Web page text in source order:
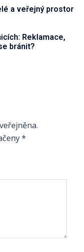
a veřejný prostor
Reklamace,
bránit?
*